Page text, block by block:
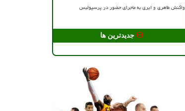
واکنش طاهری و ایری به ماجرای حضور در پرسپولیس
جدیدترین ها